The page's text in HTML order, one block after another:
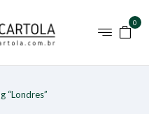
0
“Londres”